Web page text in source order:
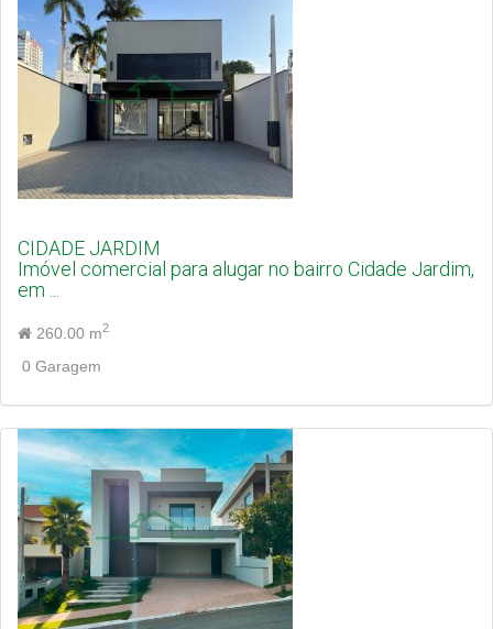
CIDADE JARDIM
Imóvel comercial para alugar no bairro Cidade Jardim,
em ...
260.00 m2
0 Garagem